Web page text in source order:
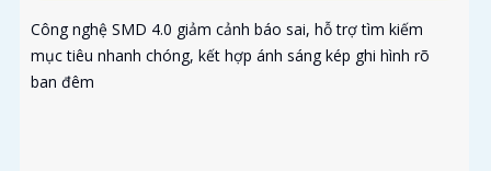
Công nghệ SMD 4.0 giảm cảnh báo sai, hỗ trợ tìm kiếm
mục tiêu nhanh chóng, kết hợp ánh sáng kép ghi hình rõ
ban đêm